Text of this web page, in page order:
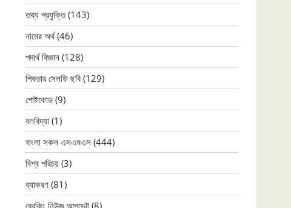
তথ্য প্রযুক্তি(143)
নামের অর্থ(46)
পদার্থ বিজ্ঞান (128)
পিকচার সেলফি ছবি (129)
পোষ্টকোড (9)
বলবিদ্যা (1)
বাংলা সকল এসএমএস (444)
বিশ্ব পরিচয় (3)
ব্যাকরণ (81)
ব্রেকিং নিউজ আপডেট (8)